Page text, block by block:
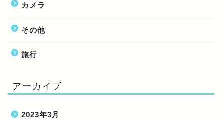
カメラ
その他
旅行
アーカイブ
2023年3月